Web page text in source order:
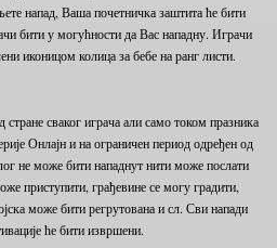
напад, Ваша почетничка заштита ће бити
бити у могућности да Вас нападну. Играчи
иконицом колица за бебе на ранг листи.
сваког играча али само током празника
Онлајн и на ограничен период одређен од
не може бити нападнут нити може послати
приступити, грађевине се могу градити,
може бити регрутована и сл. Сви напади
ће бити извршени.